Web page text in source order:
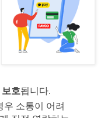
호됩니다.
우 소통이 어려